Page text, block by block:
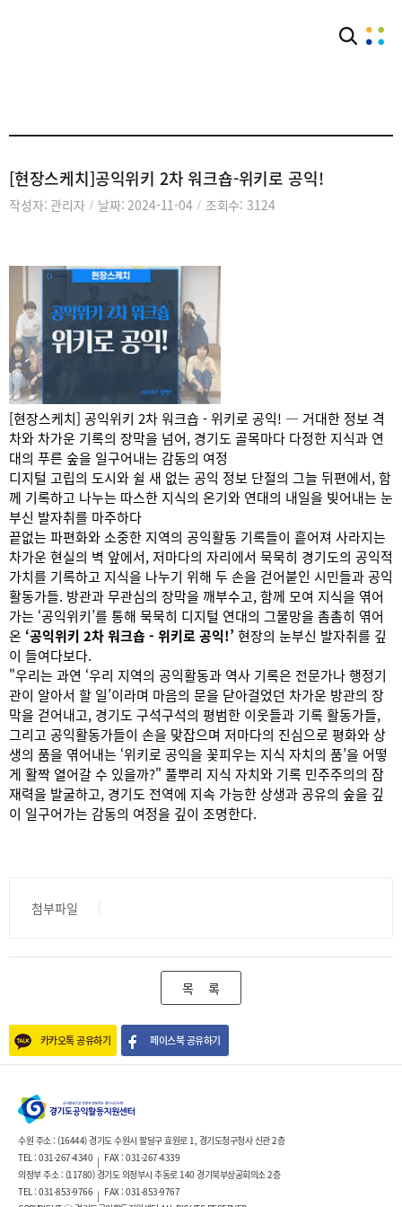
[현장스케치]공익위키 2차 워크숍-위키로 공익!
작성자: 관리자 / 날짜: 2024-11-04 / 조회수: 3124
[현장스케치] 공익위키 2차 워크숍 - 위키로 공익! — 거대한 정보 격
차와 차가운 기록의 장막을 넘어, 경기도 골목마다 다정한 지식과 연
대의 푸른 숲을 일구어내는 감동의 여정
디지털 고립의 도시와 쉴 새 없는 공익 정보 단절의 그늘 뒤편에서, 함
께 기록하고 나누는 따스한 지식의 온기와 연대의 내일을 빚어내는 눈
부신 발자취를 마주하다
끝없는 파편화와 소중한 지역의 공익활동 기록들이 흩어져 사라지는
차가운 현실의 벽 앞에서, 저마다의 자리에서 묵묵히 경기도의 공익적
가치를 기록하고 지식을 나누기 위해 두 손을 걷어붙인 시민들과 공익
활동가들. 방관과 무관심의 장막을 깨부수고, 함께 모여 지식을 엮어
가는 ‘공익위키’를 통해 묵묵히 디지털 연대의 그물망을 촘촘히 엮어
온 ‘공익위키 2차 워크숍 - 위키로 공익!’ 현장의 눈부신 발자취를 깊
이 들여다보다.
"우리는 과연 ‘우리 지역의 공익활동과 역사 기록은 전문가나 행정기
관이 알아서 할 일’이라며 마음의 문을 닫아걸었던 차가운 방관의 장
막을 걷어내고, 경기도 구석구석의 평범한 이웃들과 기록 활동가들,
그리고 공익활동가들이 손을 맞잡으며 저마다의 진심으로 평화와 상
생의 품을 엮어내는 ‘위키로 공익을 꽃피우는 지식 자치의 품’을 어떻
게 활짝 열어갈 수 있을까?" 풀뿌리 지식 자치와 기록 민주주의의 잠
재력을 발굴하고, 경기도 전역에 지속 가능한 상생과 공유의 숲을 깊
이 일구어가는 감동의 여정을 깊이 조명한다.
첨부파일
카카오톡 공유하기 페이스북 공유하기
목 록
수원 주소 : (16444) 경기도 수원시 팔달구 효원로 1, 경기도청구청사 신관 2층
TEL : 031-267-4340 | FAX : 031-267-4339
의정부 주소 : (11780) 경기도 의정부시 추동로 140 경기북부상공회의소 2층
TEL : 031-853-9766 | FAX : 031-853-9767